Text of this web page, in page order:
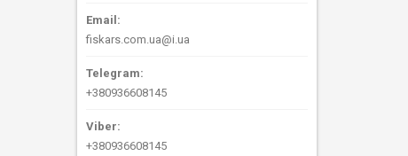
fiskars.com.ua@i.ua
+380936608145
+380936608145